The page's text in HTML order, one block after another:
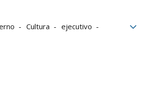
Cultura
ejecutivo